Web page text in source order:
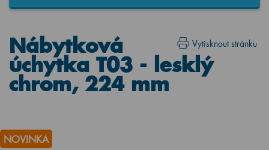
Vytisknout stránku
Nábytková
úchytka T03 - lesklý
chrom, 224 mm
NOVINKA